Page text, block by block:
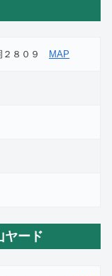
２８０９ MAP
ヤード